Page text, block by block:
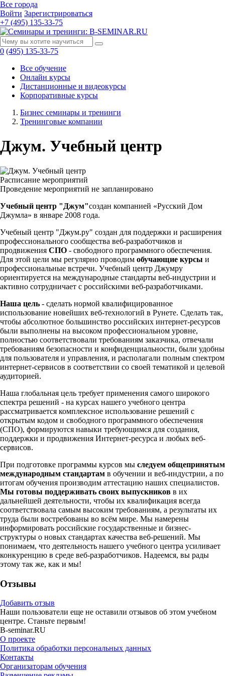
Все города
Войти Зарегистрироваться
+7 (495) 135-33-75
0 (495) 135-33-75
Все обучение
Онлайн курсы
Дистанционные и видеокурсы
Корпоративные курсы
Бизнес семинары и тренинги
Тренинговые компании
Джум. Учебный центр
Расписание мероприятий
Проведение мероприятий не запланировано
Учебный центр "Джум"создан компанией «Русский Дом
Джумла» в январе 2008 года.
Учебный центр "Джум.ру" создан для поддержки и расширения
профессионального сообщества веб-разработчиков и
продвижения СПО - свободного программного обеспечения.
Для этой цели мы регулярно проводим обучающие курсы и
профессиональные встречи. Учебный центр Джумру
ориентируется на международные стандарты веб-индустрии и
активно сотрудничает с российскими веб-разработчиками.
Наша цель - сделать нормой квалифицированное
использование новейших веб-технологий в Рунете. Сделать так,
чтобы абсолютное большинство российских интернет-ресурсов
были выполнены на высоком профессиональном уровне,
полностью соответствовали требованиям заказчика, отвечали
требованиям безопасности и конфиденциальности, были удобны
для пользователя и управления, и располагали полным спектром
интернет-сервисов в соответствии со своей тематикой и целевой
аудиторией.
Наша глобальная цель требует применения самого широкого
спектра решений - на курсах нашего учебного центра
рассматривается комплексное использование решений с
открытым кодом и свободного программного обеспечения
(СПО), формируются навыки требующимся для создания,
поддержки и продвижения Интернет-ресурса и любых веб-
сервисов.
При подготовке программы курсов мы следуем общепринятым
международным стандартам в обучении и веб-индустрии, а по
итогам обучения производим аттестацию наших специалистов.
Мы готовы поддерживать своих выпускников в их
дальнейшей деятельности, чтобы их квалификация всегда
соответствовала самым высоким требованиям, а результаты их
труда были востребованы во всём мире. Мы намерены
информировать российские государственные и бизнес-
структуры о новых стандартах качества веб-решений. Мы
понимаем, что деятельность нашего учебного центра усиливает
конкуренцию в среде веб-разработчиков. Надеемся, вы рады
этому так же, как и мы!
Отзывы
Добавить отзыв
Наши пользователи еще не оставили отзывов об этом учебном
центре. Станьте первым!
B-seminar.RU
О проекте
Политика обработки персональных данных
Контакты
Организаторам обучения